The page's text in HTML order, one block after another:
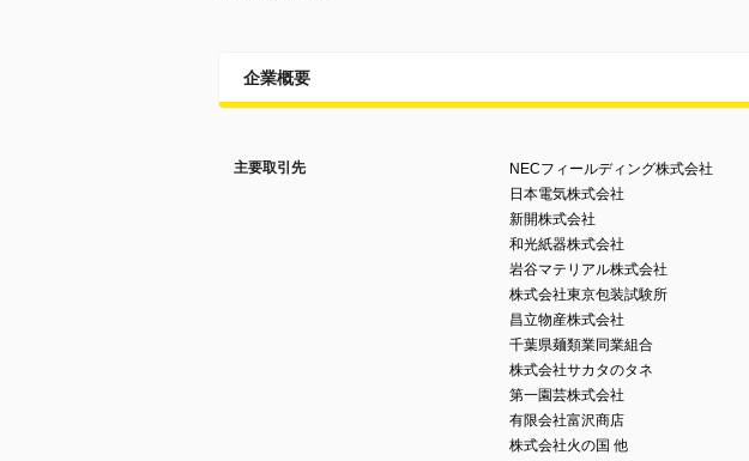
企業概要
主要取引先
NECフィールディング株式会社
日本電気株式会社
新開株式会社
和光紙器株式会社
岩谷マテリアル株式会社
株式会社東京包装試験所
昌立物産株式会社
千葉県麺類業同業組合
株式会社サカタのタネ
第一園芸株式会社
有限会社富沢商店
株式会社火の国 他